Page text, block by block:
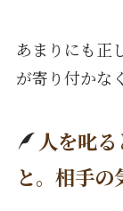
あまりにも正
が寄り付かな
人を叱
と。相手